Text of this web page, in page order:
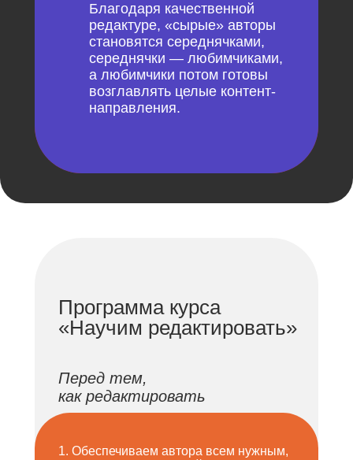
Благодаря качественной
редактуре, «сырые» авторы
становятся середнячками,
середнячки — любимчиками,
а любимчики потом готовы
возглавлять целые контент-
направления.
Программа курса
«Научим редактировать»
Перед тем,
как редактировать
1. Обеспечиваем автора всем нужным,